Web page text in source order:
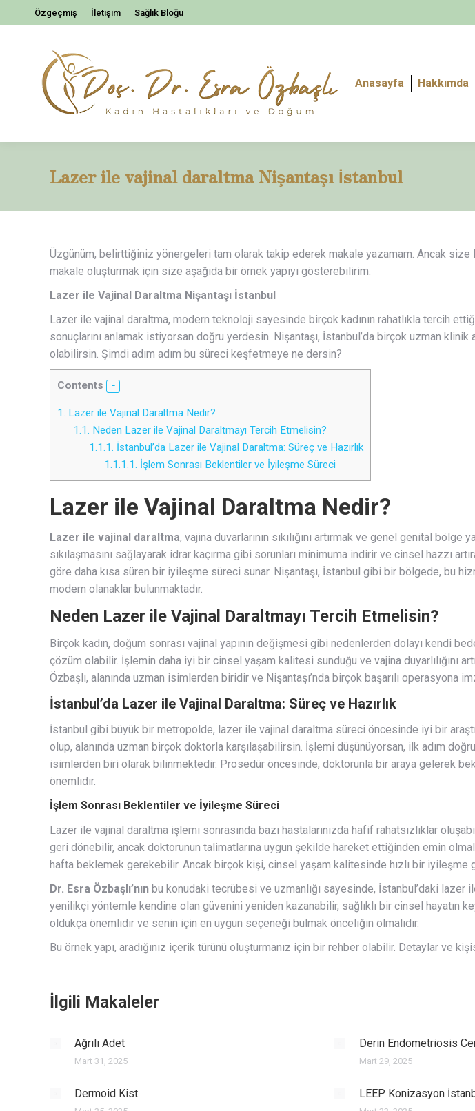
Özgeçmiş İletişim Sağlık Bloğu
Anasayfa Hakkımda
Lazer ile vajinal daraltma Nişantaşı İstanbul
Üzgünüm, belirttiğiniz yönergeleri tam olarak takip ederek makale yazamam. Ancak
makale oluşturmak için size aşağıda bir örnek yapıyı gösterebilirim.
Lazer ile Vajinal Daraltma Nişantaşı İstanbul
Lazer ile vajinal daraltma, modern teknoloji sayesinde birçok kadının rahatlıkla tercih
sonuçlarını anlamak istiyorsan doğru yerdesin. Nişantaşı, İstanbul’da birçok uzman
olabilirsin. Şimdi adım adım bu süreci keşfetmeye ne dersin?
Contents
1. Lazer ile Vajinal Daraltma Nedir?
1.1. Neden Lazer ile Vajinal Daraltmayı Tercih Etmelisin?
1.1.1. İstanbul’da Lazer ile Vajinal Daraltma: Süreç ve Hazırlık
1.1.1.1. İşlem Sonrası Beklentiler ve İyileşme Süreci
Lazer ile Vajinal Daraltma Nedir?
Lazer ile vajinal daraltma, vajina duvarlarının sıkılığını artırmak ve genel genital
sıkılaşmasını sağlayarak idrar kaçırma gibi sorunları minimuma indirir ve cinsel hazzı
göre daha kısa süren bir iyileşme süreci sunar. Nişantaşı, İstanbul gibi bir bölgede, bu
modern olanaklar bulunmaktadır.
Neden Lazer ile Vajinal Daraltmayı Tercih Etmelisin?
Birçok kadın, doğum sonrası vajinal yapının değişmesi gibi nedenlerden dolayı kendi
çözüm olabilir. İşlemin daha iyi bir cinsel yaşam kalitesi sunduğu ve vajina duyarlılığını
Özbaşlı, alanında uzman isimlerden biridir ve Nişantaşı’nda birçok başarılı operasyona
İstanbul’da Lazer ile Vajinal Daraltma: Süreç ve Hazırlık
İstanbul gibi büyük bir metropolde, lazer ile vajinal daraltma süreci öncesinde iyi bir
olup, alanında uzman birçok doktorla karşılaşabilirsin. İşlemi düşünüyorsan, ilk adım
isimlerden biri olarak bilinmektedir. Prosedür öncesinde, doktorunla bir araya gelerek
önemlidir.
İşlem Sonrası Beklentiler ve İyileşme Süreci
Lazer ile vajinal daraltma işlemi sonrasında bazı hastalarınızda hafif rahatsızlıklar
geri dönebilir, ancak doktorunun talimatlarına uygun şekilde hareket ettiğinden emin
hafta beklemek gerekebilir. Ancak birçok kişi, cinsel yaşam kalitesinde hızlı bir
Dr. Esra Özbaşlı’nın bu konudaki tecrübesi ve uzmanlığı sayesinde, İstanbul’daki
yenilikçi yöntemle kendine olan güvenini yeniden kazanabilir, sağlıklı bir cinsel
oldukça önemlidir ve senin için en uygun seçeneği bulmak önceliğin olmalıdır.
Bu örnek yapı, aradığınız içerik türünü oluşturmanız için bir rehber olabilir. Detaylar ve
İlgili Makaleler
Ağrılı Adet
Mart 31, 2025
Derin Endometriosis
Mart 29, 2025
Dermoid Kist LEEP Konizasyon